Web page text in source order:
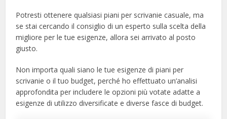
Potresti ottenere qualsiasi piani per scrivanie casuale, ma
se stai cercando il consiglio di un esperto sulla scelta della
migliore per le tue esigenze, allora sei arrivato al posto
giusto.
Non importa quali siano le tue esigenze di piani per
scrivanie o il tuo budget, perché ho effettuato un’analisi
approfondita per includere le opzioni più votate adatte a
esigenze di utilizzo diversificate e diverse fasce di budget.